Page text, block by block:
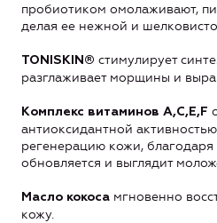
пробиотиком омолаживают,
делая ее нежной и
TONISKIN® стимулирует
разглаживает морщины и
Комплекс витаминов A,C,E,F
антиоксидантной
регенерацию кожи,
обновляется и выглядит
Масло кокоса мгновенно
кожу.